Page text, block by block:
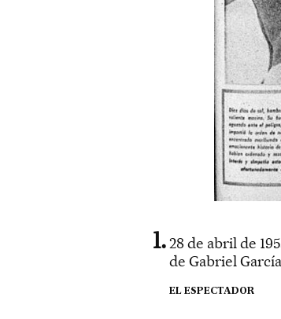
28 de abril de
de Gabriel
EL ESPECTADOR